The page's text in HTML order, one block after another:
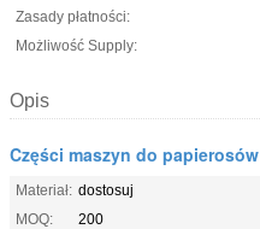
Zasady płatności:
Możliwość Supply:
Opis
Części maszyn do papierosów
Materiał: dostosuj
MOQ:
200